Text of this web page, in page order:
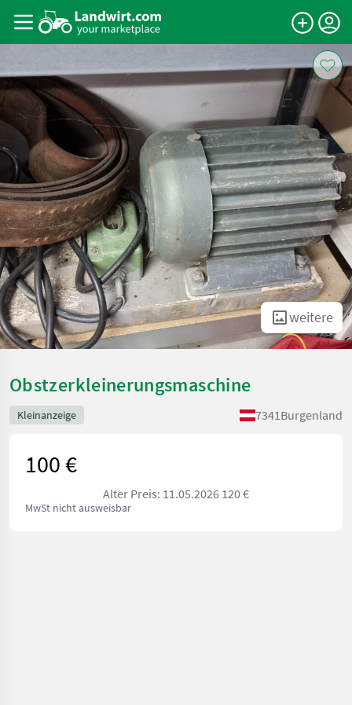
weitere
Obstzerkleinerungsmaschine
Kleinanzeige 7341Burgenland
100 €
Alter Preis: 11.05.2026 120 €
MwSt nicht ausweisbar